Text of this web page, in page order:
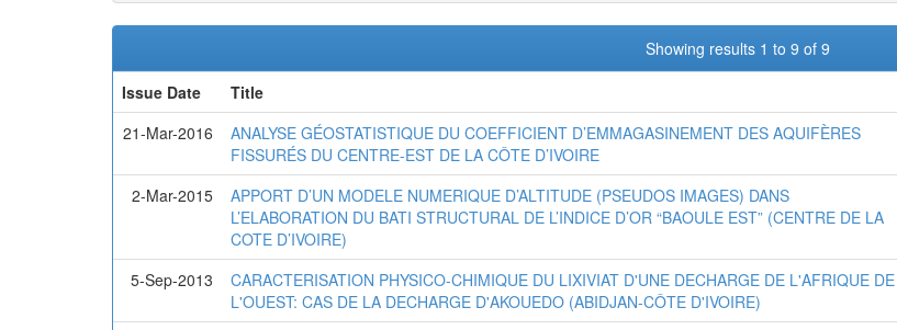
Showing results 1 to 9 of 9
Issue Date
Title
21-Mar-2016
ANALYSE GÉOSTATISTIQUE DU COEFFICIENT D’EMMAGASINEMENT DES AQUIFÈRES
FISSURÉS DU CENTRE-EST DE LA CÔTE D’IVOIRE
2-Mar-2015
APPORT D’UN MODELE NUMERIQUE D’ALTITUDE (PSEUDOS IMAGES) DANS
L’ELABORATION DU BATI STRUCTURAL DE L’INDICE D’OR “BAOULE EST” (CENTRE DE LA
COTE D’IVOIRE)
5-Sep-2013
CARACTERISATION PHYSICO-CHIMIQUE DU LIXIVIAT D'UNE DECHARGE DE L'AFRIQUE DE
L'OUEST: CAS DE LA DECHARGE D'AKOUEDO (ABIDJAN-CÔTE D'IVOIRE)